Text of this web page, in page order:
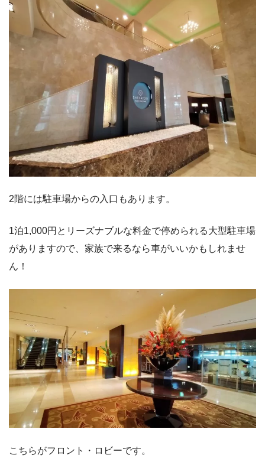
2階には駐車場からの入口もあります。
1泊1,000円とリーズナブルな料金で停められる大型駐車場
がありますので、家族で来るなら車がいいかもしれませ
ん！
こちらがフロント・ロビーです。